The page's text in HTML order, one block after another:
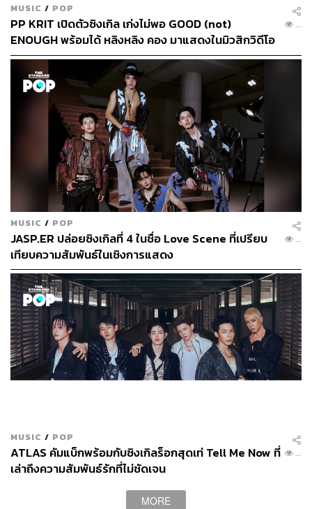
MUSIC / POP
PP KRIT เปิดตัวซิงเกิล เก่งไม่พอ GOOD (not)
ENOUGH พร้อมได้ หลิงหลิง คอง มาแสดงในมิวสิกวิดีโอ
...
MUSIC / POP
JASP.ER ปล่อยซิงเกิลที่ 4 ในชื่อ Love Scene ที่เปรียบ
เทียบความสัมพันธ์ในเชิงการแสดง
...
MUSIC / POP
ATLAS คัมแบ็กพร้อมกับซิงเกิลร็อกสุดเท่ Tell Me Now ที่
เล่าถึงความสัมพันธ์รักที่ไม่ชัดเจน
...
MORE